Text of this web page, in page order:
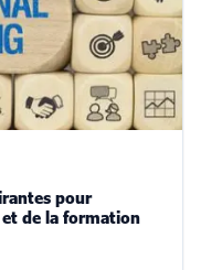
pour
de la formation